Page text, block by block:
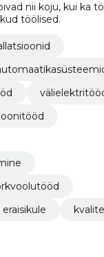
nii koju, kui ka
töölised.
eraisikule